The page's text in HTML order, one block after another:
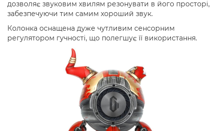
дозволяє звуковим хвилям резонувати в його просторі,
забезпечуючи тим самим хороший звук.
Колонка оснащена дуже чутливим сенсорним
регулятором гучності, що полегшує її використання.